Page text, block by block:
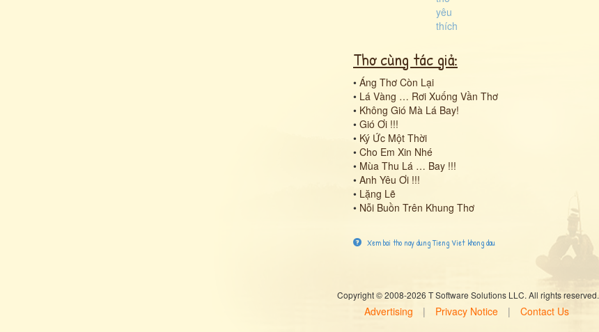
Thơ cùng tác giả:
• Áng Thơ Còn Lại
• Lá Vàng … Rơi Xuống Vần Thơ
• Không Gió Mà Lá Bay!
• Gió Ơi !!!
• Ký Ức Một Thời
• Cho Em Xin Nhé
• Mùa Thu Lá … Bay !!!
• Anh Yêu Ơi !!!
• Lặng Lẽ
• Nỗi Buồn Trên Khung Thơ
Xem bai tho nay dung Tieng Viet khong dau
Copyright © 2008-2026 T Software Solutions LLC. All rights reserved.
Advertising | Privacy Notice | Contact Us